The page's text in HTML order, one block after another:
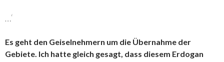
…‘
Es geht den Geiselnehmern um die Übernahme der
Gebiete. Ich hatte gleich gesagt, dass diesem Erdogan